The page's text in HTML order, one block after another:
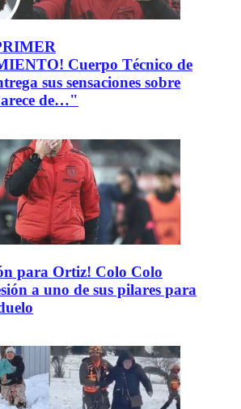
Cuerpo Técnico de
sus sensaciones sobre
de…"
para Ortiz! Colo Colo
a uno de sus pilares para